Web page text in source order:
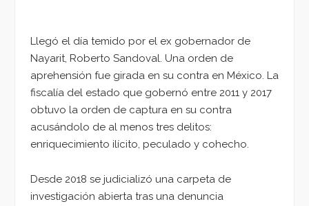
Llegó el día temido por el ex gobernador de
Nayarit, Roberto Sandoval. Una orden de
aprehensión fue girada en su contra en México. La
fiscalía del estado que gobernó entre 2011 y 2017
obtuvo la orden de captura en su contra
acusándolo de al menos tres delitos:
enriquecimiento ilícito, peculado y cohecho.
Desde 2018 se judicializó una carpeta de
investigación abierta tras una denuncia